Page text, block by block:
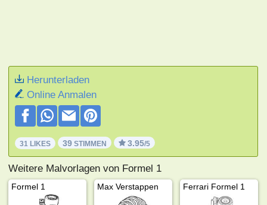
Herunterladen
Online Anmalen
31 LIKES 39 STIMMEN 3.95/5
Weitere Malvorlagen von Formel 1
Formel 1 Max Verstappen Ferrari Formel 1